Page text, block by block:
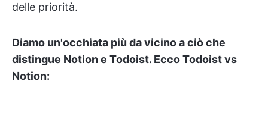
delle priorità.
Diamo un'occhiata più da vicino a ciò che
distingue Notion e Todoist. Ecco Todoist vs
Notion: